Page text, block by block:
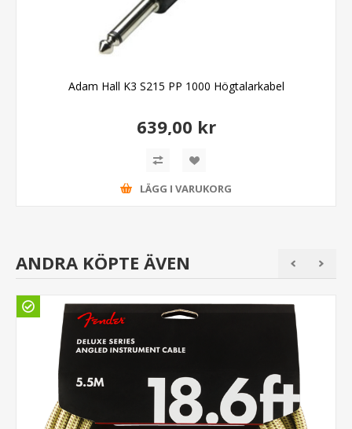
Adam Hall K3 S215 PP 1000 Högtalarkabel
639,00 kr
LÄGG I VARUKORG
ANDRA KÖPTE ÄVEN